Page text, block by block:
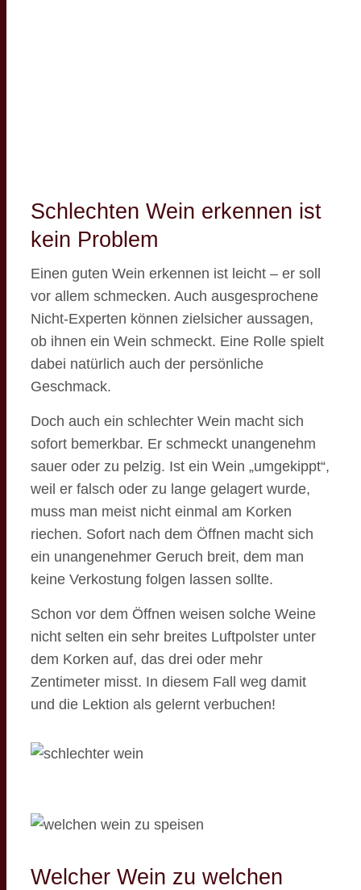
Schlechten Wein erkennen ist
kein Problem
Einen guten Wein erkennen ist leicht – er soll
vor allem schmecken. Auch ausgesprochene
Nicht-Experten können zielsicher aussagen,
ob ihnen ein Wein schmeckt. Eine Rolle spielt
dabei natürlich auch der persönliche
Geschmack.
Doch auch ein schlechter Wein macht sich
sofort bemerkbar. Er schmeckt unangenehm
sauer oder zu pelzig. Ist ein Wein „umgekippt“,
weil er falsch oder zu lange gelagert wurde,
muss man meist nicht einmal am Korken
riechen. Sofort nach dem Öffnen macht sich
ein unangenehmer Geruch breit, dem man
keine Verkostung folgen lassen sollte.
Schon vor dem Öffnen weisen solche Weine
nicht selten ein sehr breites Luftpolster unter
dem Korken auf, das drei oder mehr
Zentimeter misst. In diesem Fall weg damit
und die Lektion als gelernt verbuchen!
Welcher Wein zu welchen